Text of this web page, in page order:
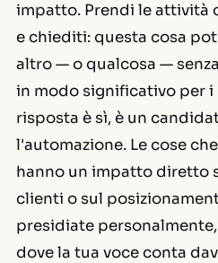
impatto. Prendi le attività
e chiediti: questa cosa
altro — o qualcosa —
in modo significativo per i
risposta è sì, è un
l'automazione. Le cose
hanno un impatto diretto
clienti o sul
presidiate
dove la tua voce conta